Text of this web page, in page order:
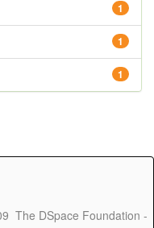
1
1
1
The DSpace Foundation -